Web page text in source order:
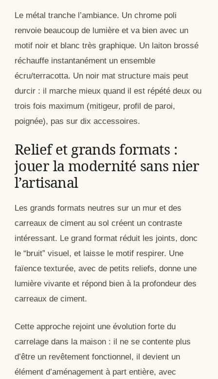
Le métal tranche l’ambiance. Un chrome poli
renvoie beaucoup de lumière et va bien avec un
motif noir et blanc très graphique. Un laiton brossé
réchauffe instantanément un ensemble
écru/terracotta. Un noir mat structure mais peut
durcir : il marche mieux quand il est répété deux ou
trois fois maximum (mitigeur, profil de paroi,
poignée), pas sur dix accessoires.
Relief et grands formats :
jouer la modernité sans nier
l’artisanal
Les grands formats neutres sur un mur et des
carreaux de ciment au sol créent un contraste
intéressant. Le grand format réduit les joints, donc
le “bruit” visuel, et laisse le motif respirer. Une
faïence texturée, avec de petits reliefs, donne une
lumière vivante et répond bien à la profondeur des
carreaux de ciment.
Cette approche rejoint une évolution forte du
carrelage dans la maison : il ne se contente plus
d’être un revêtement fonctionnel, il devient un
élément d’aménagement à part entière, avec